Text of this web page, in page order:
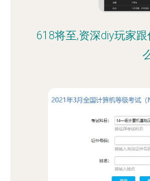
618将至,资深diy玩家